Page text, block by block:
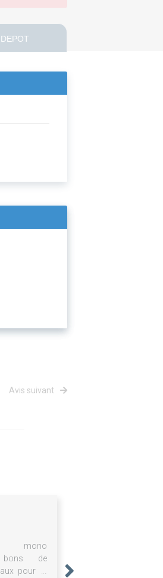
DEPOT
Avis suivant
mono
bons de
pour la